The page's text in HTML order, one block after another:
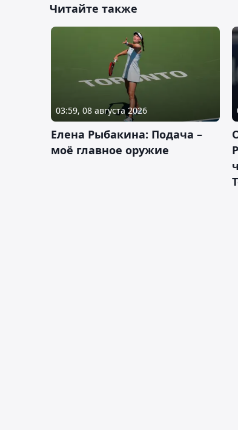
Читайте также
03:59, 08 августа 2026
Елена Рыбакина: Подача –
моё главное оружие